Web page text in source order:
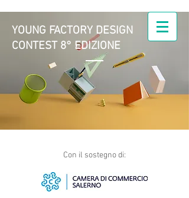
Young Factory Design |
il Design nell'azienda
YOUNG FACTORY DESIGN
CONTEST 8° EDIZIONE
Con il sostegno di: